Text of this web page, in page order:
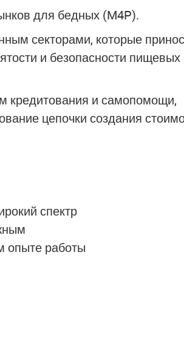
для бедных (M4P).
секторами, которые
и безопасности пищевых
кредитования и самопомощи,
цепочки создания
спектр
опыте работы